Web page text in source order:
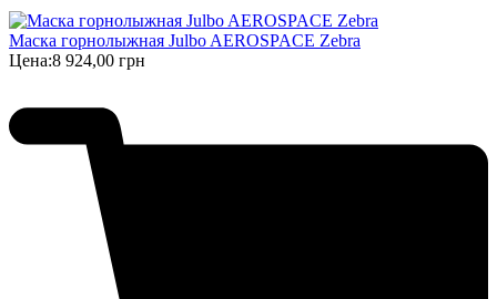
Маска горнолыжная Julbo AEROSPACE Zebra
Цена:8 924,00 грн